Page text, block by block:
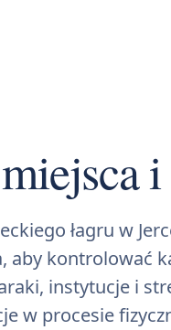
łagru w
aby kontrolować
instytucje i
w procesie